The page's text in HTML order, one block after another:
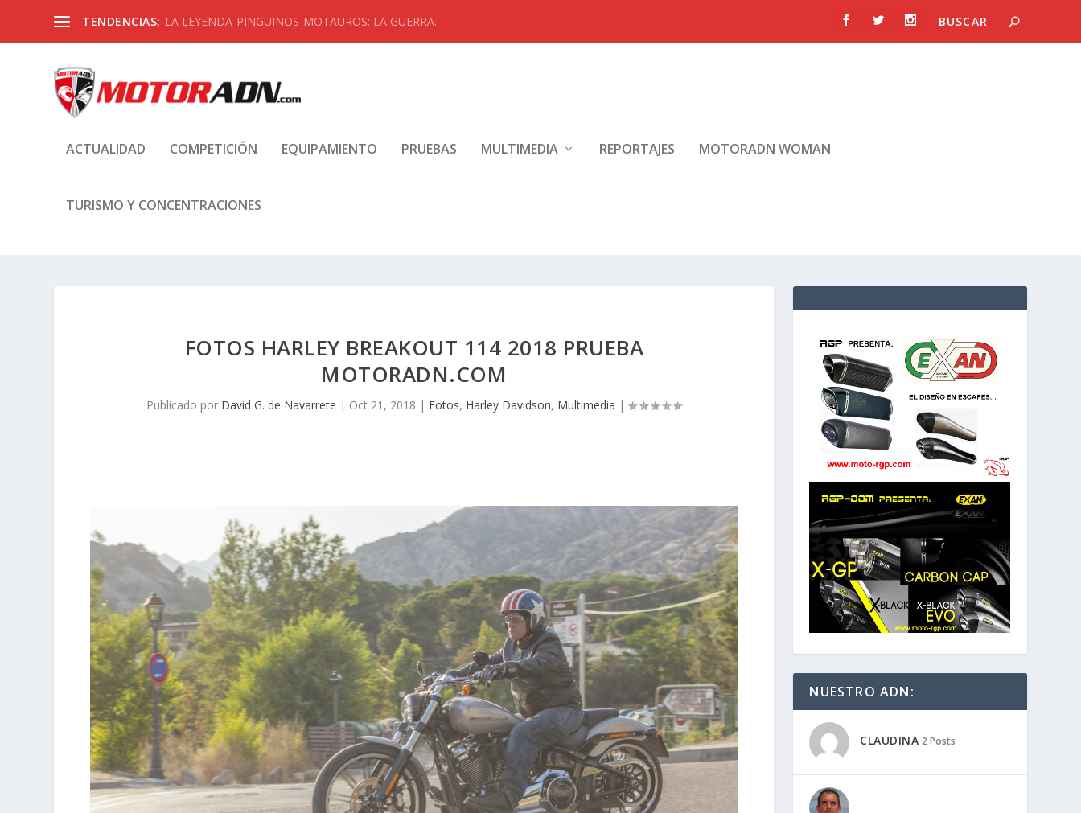
TENDENCIAS: LA LEYENDA-PINGUINOS-MOTAUROS: LA GUERRA.
ACTUALIDAD COMPETICIÓN EQUIPAMIENTO PRUEBAS MULTIMEDIA REPORTAJES MOTORADN WOMAN
TURISMO Y CONCENTRACIONES
FOTOS HARLEY BREAKOUT 114 2018 PRUEBA
MOTORADN.COM
Publicado por David G. de Navarrete | Oct 21, 2018 | Fotos, Harley Davidson, Multimedia |
NUESTRO ADN:
CLAUDINA 2 Posts